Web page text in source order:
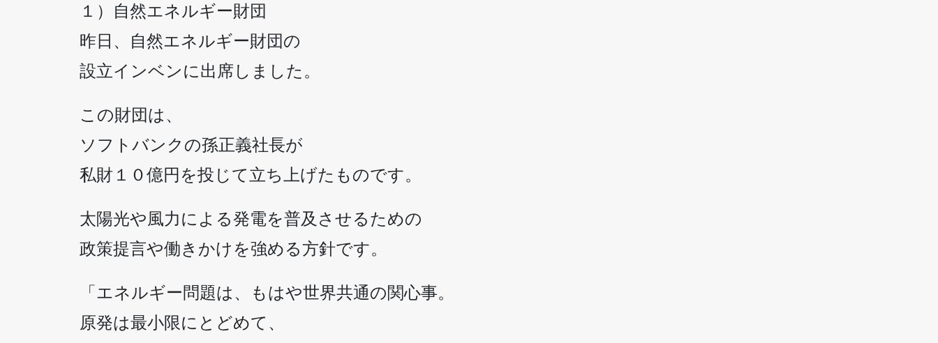
１）自然エネルギー財団
昨日、自然エネルギー財団の
設立インベンに出席しました。
この財団は、
ソフトバンクの孫正義社長が
私財１０億円を投じて立ち上げたものです。
太陽光や風力による発電を普及させるための
政策提言や働きかけを強める方針です。
「エネルギー問題は、もはや世界共通の関心事。
原発は最小限にとどめて、